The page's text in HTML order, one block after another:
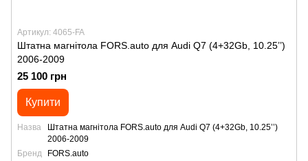
Артикул: 4065-FA
Штатна магнітола FORS.auto для Audi Q7 (4+32Gb, 10.25’’)
2006-2009
25 100 грн
Купити
Назва
Штатна магнітола FORS.auto для Audi Q7 (4+32Gb, 10.25’’)
2006-2009
Бренд
FORS.auto